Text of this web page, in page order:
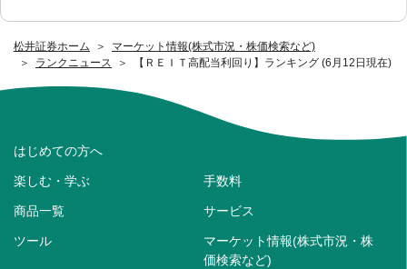
松井証券ホーム
マーケット情報(株式市況・株価検索など)
ランクニュース
【ＲＥＩＴ高配当利回り】ランキング (6月12日現在)
はじめての方へ
楽しむ・学ぶ 手数料
商品一覧 サービス
ツール
マーケット情報(株式市況・株
価検索など)